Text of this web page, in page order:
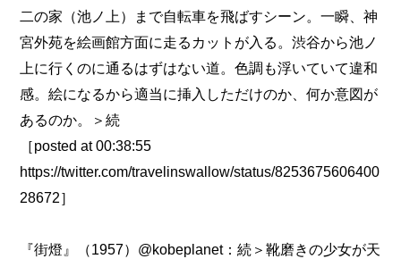
二の家（池ノ上）まで自転車を飛ばすシーン。一瞬、神
宮外苑を絵画館方面に走るカットが入る。渋谷から池ノ
上に行くのに通るはずはない道。色調も浮いていて違和
感。絵になるから適当に挿入しただけのか、何か意図が
あるのか。＞続
［posted at 00:38:55
https://twitter.com/travelinswallow/status/8253675606400
28672］
『街燈』（1957）@kobeplanet：続＞靴磨きの少女が天